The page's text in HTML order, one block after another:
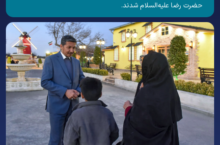
حضرت رضا علیه‌السلام شدند.